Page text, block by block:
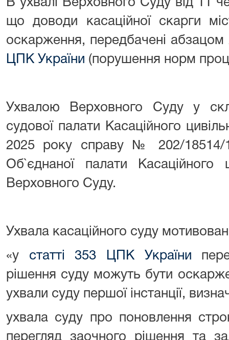
В ухвалі Верховного Суду від 11
що доводи касаційної скарги
оскарження, передбачені абзацом
ЦПК України (порушення норм
Ухвалою Верховного Суду у
судової палати Касаційного
2025 року справу № 202/18514/
Об`єднаної палати Касаційного
Верховного Суду.
Ухвала касаційного суду
«у статті 353 ЦПК України
рішення суду можуть бути
ухвали суду першої інстанції,
ухвала суду про поновлення
перегляд заочного рішення та